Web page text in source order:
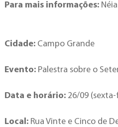
Para mais informações:
Cidade: Campo Grande
Evento: Palestra sobre o
Data e horário: 26/09
Local: Rua Vinte e Cinco de